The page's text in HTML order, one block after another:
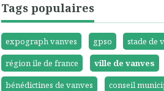
Tags populaires
expograph vanves gpso
stade de
région ile de france
ville de vanves
bénédictines de vanves
conseil